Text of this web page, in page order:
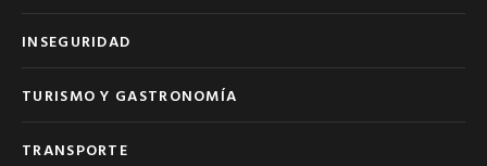
INSEGURIDAD
TURISMO Y GASTRONOMÍA
TRANSPORTE